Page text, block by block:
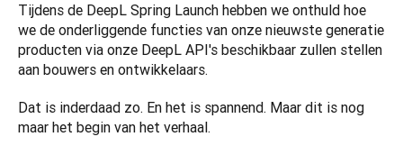
Tijdens de DeepL Spring Launch hebben we onthuld hoe
we de onderliggende functies van onze nieuwste generatie
producten via onze DeepL API's beschikbaar zullen stellen
aan bouwers en ontwikkelaars.
Dat is inderdaad zo. En het is spannend. Maar dit is nog
maar het begin van het verhaal.